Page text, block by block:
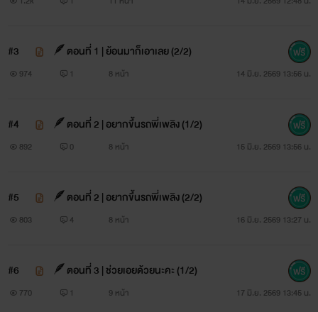
#3 🪶ตอนที่ 1 | ย้อนมาก็เอาเลย (2/2)
974 1 8 หน้า 14 มิ.ย. 2569 13:56 น.
#4 🪶ตอนที่ 2 | อยากขึ้นรถพี่เพลิง (1/2)
892 0 8 หน้า 15 มิ.ย. 2569 13:56 น.
#5 🪶ตอนที่ 2 | อยากขึ้นรถพี่เพลิง (2/2)
803 4 8 หน้า 16 มิ.ย. 2569 13:27 น.
#6 🪶ตอนที่ 3 | ช่วยเอยด้วยนะคะ (1/2)
770 1 9 หน้า 17 มิ.ย. 2569 13:45 น.